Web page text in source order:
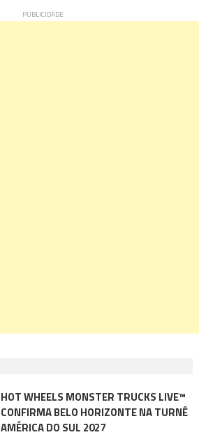
HOT WHEELS MONSTER TRUCKS LIVE™
CONFIRMA BELO HORIZONTE NA TURNÊ
AMÉRICA DO SUL 2027